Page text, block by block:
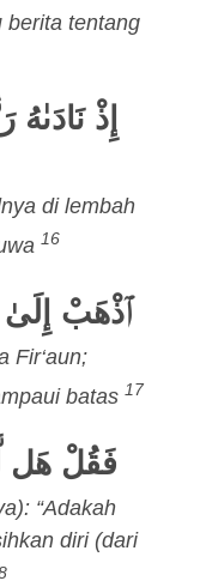
berita tentang
إِذْ
di lembah
16
ٱذْهَبْ
Fir‘aun;
batas 17
فَقُلْ هَل
“Adakah
diri (dari